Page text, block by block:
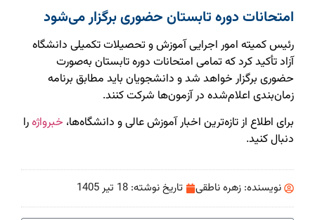
امتحانات دوره تابستان حضوری برگزار می‌شود
رئیس کمیته امور اجرایی آموزش و تحصیلات تکمیلی دانشگاه
آزاد تأکید کرد که تمامی امتحانات دوره تابستان به‌صورت
حضوری برگزار خواهد شد و دانشجویان باید مطابق برنامه
زمان‌بندی اعلام‌شده در آزمون‌ها شرکت کنند.
برای اطلاع از تازه‌ترین اخبار آموزش عالی و دانشگاه‌ها، خبرواژهرا
دنبال کنید.
نویسنده: زهره ناطقی تاریخ نوشته: 18 تیر 1405